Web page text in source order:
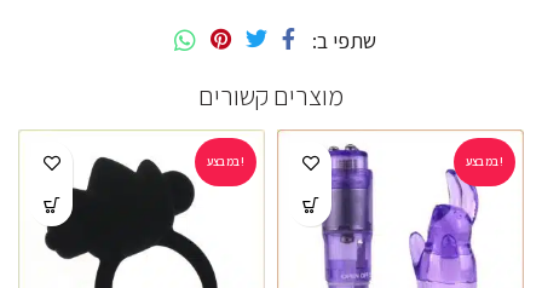
שתפי ב
מוצרים קשורים
במבצע! במבצע!